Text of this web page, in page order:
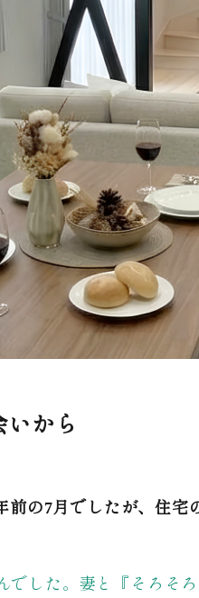
から
の7月でしたが、住宅
でした。妻と『そろそ